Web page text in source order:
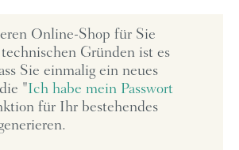
Online-Shop für Sie
Gründen ist es
Sie einmalig ein neues
"Ich habe mein Passwort
für Ihr bestehendes